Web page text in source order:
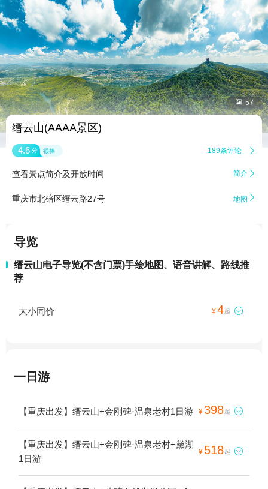
 57
缙云山(AAAA景区)
4.6 分 很棒 189条评论 
查看景点简介及开放时间 简介 
重庆市北碚区缙云路27号 地图 
导览
缙云山电子导览(不含门票)手绘地图、语音讲解、路线推
荐
大小同价 ¥4起 
一日游
【重庆出发】缙云山+金刚碑·温泉老村1日游 ¥398起 
【重庆出发】缙云山+金刚碑·温泉老村+黛湖
1日游
¥ 518起 
